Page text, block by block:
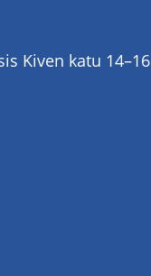
Kiven katu 14–16